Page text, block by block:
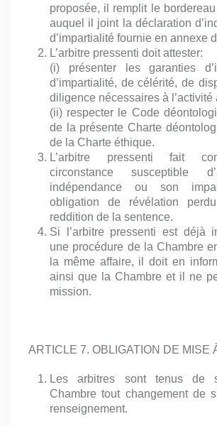
proposée, il remplit le bordereau
auquel il joint la déclaration
d’impartialité fournie en annexe
L’arbitre pressenti doit attester:
(i) présenter les garanties
d’impartialité, de célérité, de
diligence nécessaires à l’activité
(ii) respecter le Code
de la présente Charte
de la Charte éthique.
L’arbitre pressenti fait
circonstance susceptible
indépendance ou son
obligation de révélation
reddition de la sentence.
Si l’arbitre pressenti est déjà
une procédure de la Chambre
la même affaire, il doit en
ainsi que la Chambre et il ne
mission.
ARTICLE 7. OBLIGATION DE MISE
Les arbitres sont tenus de
Chambre tout changement de
renseignement.